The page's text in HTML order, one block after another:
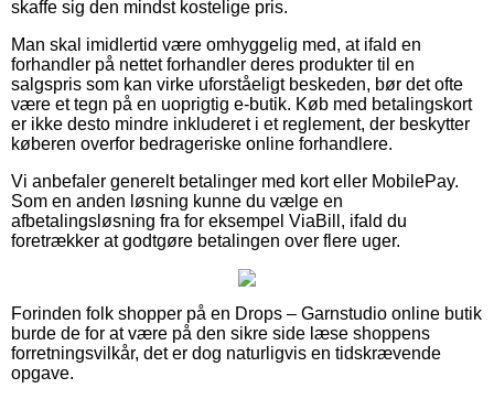
skaffe sig den mindst kostelige pris.
Man skal imidlertid være omhyggelig med, at ifald en
forhandler på nettet forhandler deres produkter til en
salgspris som kan virke uforståeligt beskeden, bør det ofte
være et tegn på en uoprigtig e-butik. Køb med betalingskort
er ikke desto mindre inkluderet i et reglement, der beskytter
køberen overfor bedrageriske online forhandlere.
Vi anbefaler generelt betalinger med kort eller MobilePay.
Som en anden løsning kunne du vælge en
afbetalingsløsning fra for eksempel ViaBill, ifald du
foretrækker at godtgøre betalingen over flere uger.
Forinden folk shopper på en Drops – Garnstudio online butik
burde de for at være på den sikre side læse shoppens
forretningsvilkår, det er dog naturligvis en tidskrævende
opgave.